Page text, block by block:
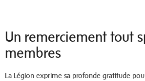
Un remerciement tout
membres
La Légion exprime sa profonde gratitude